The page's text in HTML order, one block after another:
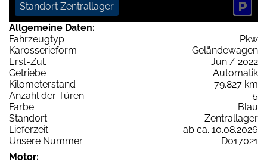
Standort Zentrallager
Allgemeine Daten:
Fahrzeugtyp
Pkw
Karosserieform
Geländewagen
Erst-Zul.
Jun / 2022
Getriebe
Automatik
Kilometerstand
79.827 km
Anzahl der Türen
5
Farbe
Blau
Standort
Zentrallager
Lieferzeit
ab ca. 10.08.2026
Unsere Nummer
D017021
Motor: